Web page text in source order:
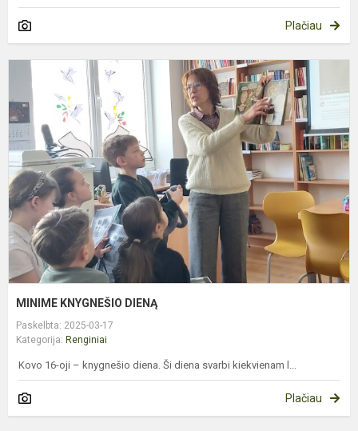
Plačiau
MINIME KNYGNEŠIO DIENĄ
Paskelbta: 2025-03-17
Kategorija: Renginiai
Kovo 16-oji – knygnešio diena. Ši diena svarbi kiekvienam l...
Plačiau